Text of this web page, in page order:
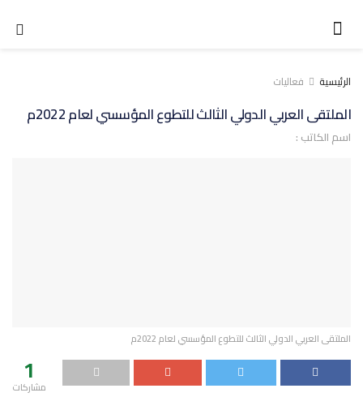
الرئيسية فعاليات
الملتقى العربي الدولي الثالث للتطوع المؤسسي لعام 2022م
اسم الكاتب :
الملتقى العربي الدولي الثالث للتطوع المؤسسي لعام 2022م
1
مشاركات